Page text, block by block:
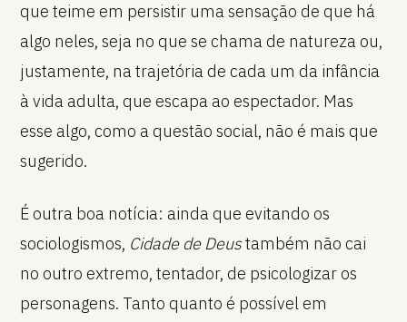
que teime em persistir uma sensação de que há
algo neles, seja no que se chama de natureza ou,
justamente, na trajetória de cada um da infância
à vida adulta, que escapa ao espectador. Mas
esse algo, como a questão social, não é mais que
sugerido.
É outra boa notícia: ainda que evitando os
sociologismos, Cidade de Deustambém não cai
no outro extremo, tentador, de psicologizar os
personagens. Tanto quanto é possível em